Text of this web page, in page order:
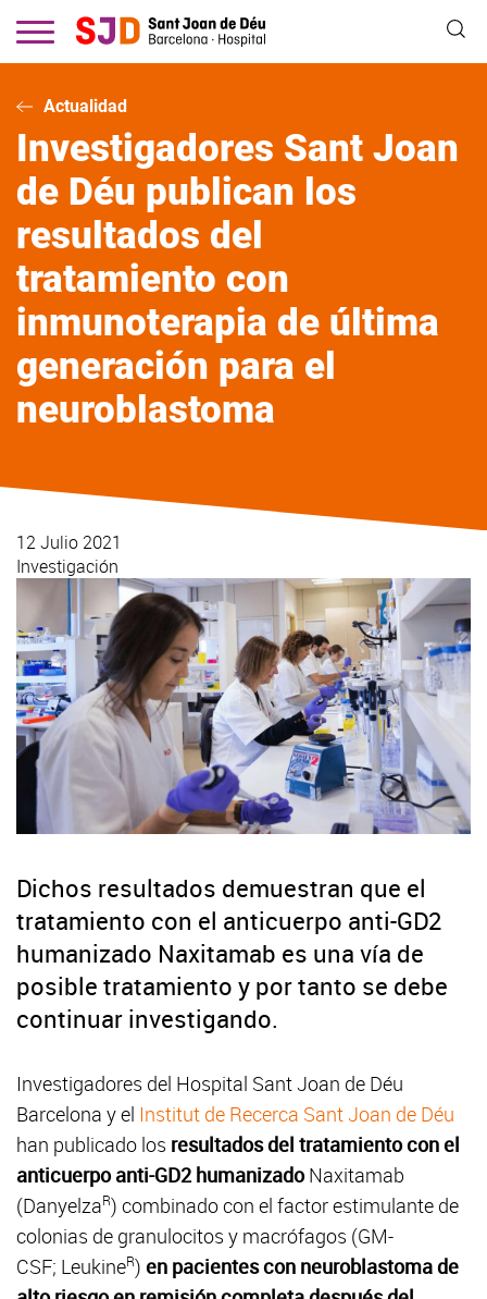
contenido
Actualidad
Investigadores Sant Joan
de Déu publican los
resultados del
tratamiento con
inmunoterapia de última
generación para el
neuroblastoma
12 Julio 2021
Investigación
Dichos resultados demuestran que el
tratamiento con el anticuerpo anti-GD2
humanizado Naxitamab es una vía de
posible tratamiento y por tanto se debe
continuar investigando.
Investigadores del Hospital Sant Joan de Déu
Barcelona y el Institut de Recerca Sant Joan de Déu
han publicado los resultados del tratamiento con el
anticuerpo anti-GD2 humanizadoNaxitamab
(DanyelzaR) combinado con el factor estimulante de
colonias de granulocitos y macrófagos (GM-
CSF; LeukineR) en pacientes con neuroblastoma de